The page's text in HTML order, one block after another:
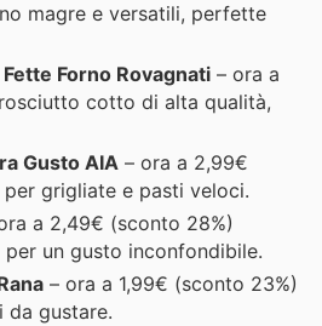
magre e versatili, perfette
Forno Rovagnati – ora a
cotto di alta qualità,
Gusto AIA – ora a 2,99€
grigliate e pasti veloci.
a 2,49€ (sconto 28%)
un gusto inconfondibile.
– ora a 1,99€ (sconto 23%)
da gustare.